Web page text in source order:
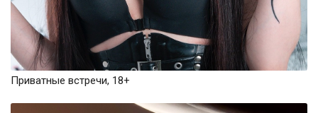
Приватные встречи, 18+